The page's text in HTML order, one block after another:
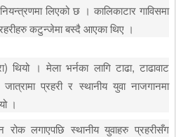
लिएको छ । कालिकाटार गाविसमा
कटुन्जेमा बस्दै आएका थिए ।
थियो । मेला भर्नका लागि टाढा, टाढावाट
प्रहरी र स्थानीय युवा नाजगानमा
।
रोक लगाएपछि स्थानीय युवाहरु प्रहरीसँग